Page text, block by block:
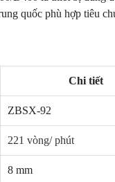
quốc phù hợp tiêu
Chi tiết
ZBSX-92
221 vòng/ phút
8 mm